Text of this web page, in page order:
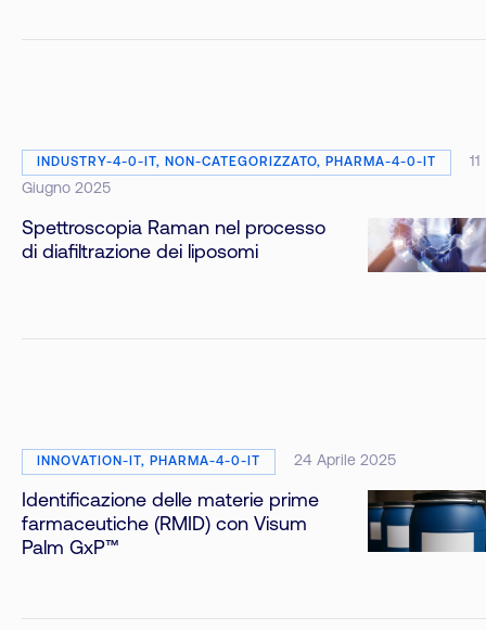
INDUSTRY-4-0-IT, NON-CATEGORIZZATO, PHARMA-4-0-IT
11
Giugno 2025
Spettroscopia Raman nel processo
di diafiltrazione dei liposomi
INNOVATION-IT, PHARMA-4-0-IT 24 Aprile 2025
Identificazione delle materie prime
farmaceutiche (RMID) con Visum
Palm GxP™